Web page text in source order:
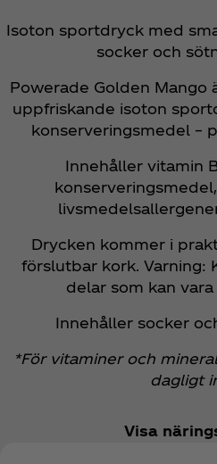
Isoton sportdryck med
socker och
Powerade Golden Mango
uppfriskande isoton
konserveringsmedel –
Innehåller vitamin
Drycken kommer i
förslutbar kork. Varning:
delar som kan
Innehåller socker
*För vitaminer och
dagligt
Visa